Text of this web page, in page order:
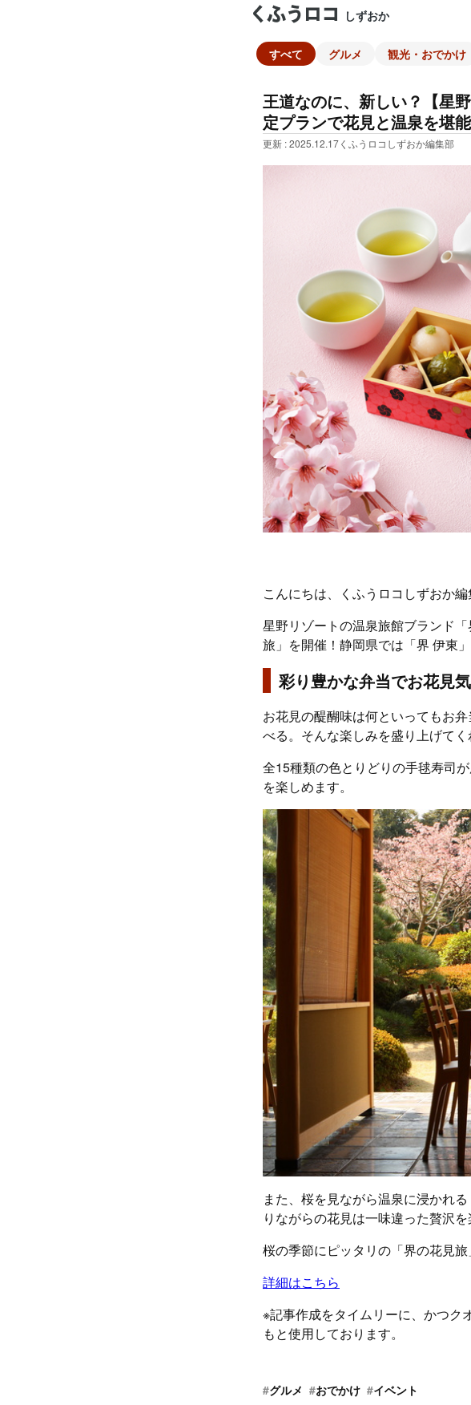
しずおか
すべて グルメ 観光・おでかけ
王道なのに、新しい？【星
定プランで花見と温泉を堪
更新 : 2025.12.17くふうロコしずおか編集部
こんにちは、くふうロコしずおか編
星野リゾートの温泉旅館ブランド
旅」を開催！静岡県では「界 伊東
彩り豊かな弁当でお花見
お花見の醍醐味は何といってもお
べる。そんな楽しみを盛り上げて
全15種類の色とりどりの手毬寿司
を楽しめます。
また、桜を見ながら温泉に浸かれ
りながらの花見は一味違った贅沢を
桜の季節にピッタリの「界の花見旅
詳細はこちら
※記事作成をタイムリーに、かつク
もと使用しております。
#グルメ #おでかけ #イベント